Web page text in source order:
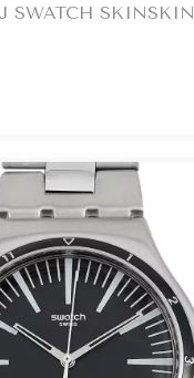
SWATCH SKINSKIN